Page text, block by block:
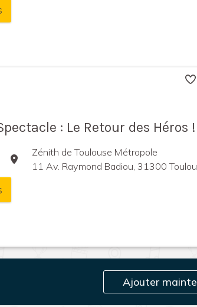
: Le Retour des Héros !
Zénith de Toulouse Métropole
11 Av. Raymond Badiou, 31300
Ajouter